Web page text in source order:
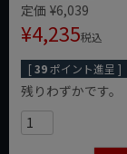
定価 ¥6,039
¥4,235税込
[39ポイント進呈 ]
残りわずかです。